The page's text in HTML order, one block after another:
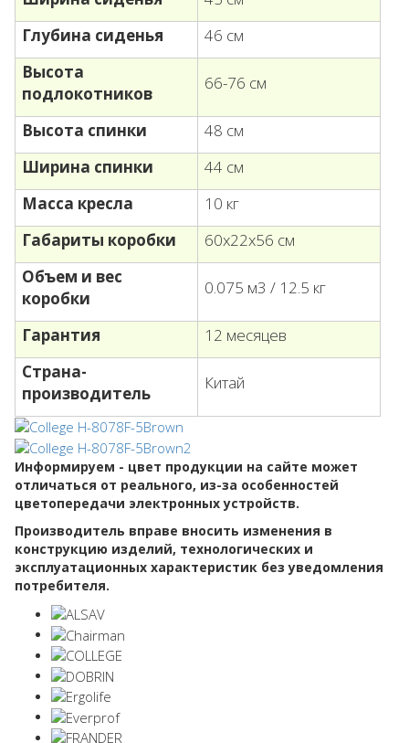
Глубина сиденья
46 см
Высота
подлокотников
66-76 см
Высота спинки
48 см
Ширина спинки
44 см
Масса кресла
10 кг
Габариты коробки
60х22х56 см
Объем и вес
коробки
0.075 м3 / 12.5 кг
Гарантия
12 месяцев
Страна-
производитель
Китай
Информируем - цвет продукции на сайте может
отличаться от реального, из-за особенностей
цветопередачи электронных устройств.
Производитель вправе вносить изменения в
конструкцию изделий, технологических и
эксплуатационных характеристик без уведомления
потребителя.